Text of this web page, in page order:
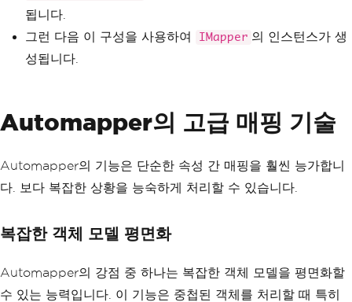
됩니다.
그런 다음 이 구성을 사용하여
IMapper 의 인스턴스가 생
성됩니다.
Automapper의 고급 매핑 기술
Automapper의 기능은 단순한 속성 간 매핑을 훨씬 능가합니
다. 보다 복잡한 상황을 능숙하게 처리할 수 있습니다.
복잡한 객체 모델 평면화
Automapper의 강점 중 하나는 복잡한 객체 모델을 평면화할
수 있는 능력입니다. 이 기능은 중첩된 객체를 처리할 때 특히